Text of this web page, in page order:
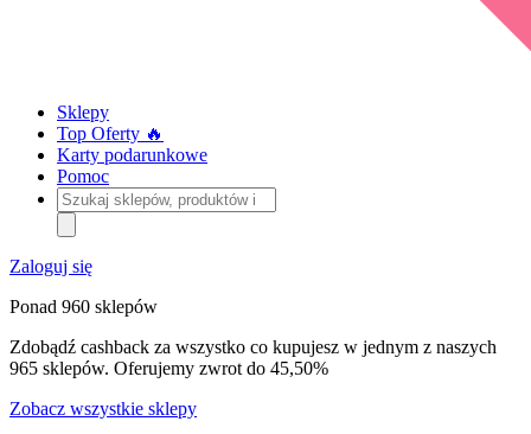
Sklepy
Top Oferty 🔥
Karty podarunkowe
Pomoc
Szukaj
sklepów,
produktów
i
kategorii
Zaloguj się
Ponad 960 sklepów
Zdobądź cashback za wszystko co kupujesz w jednym z naszych
965 sklepów. Oferujemy zwrot do 45,50%
Zobacz wszystkie sklepy